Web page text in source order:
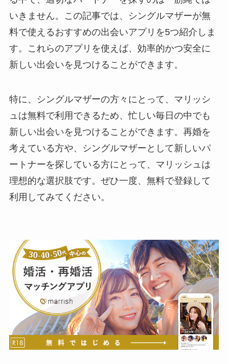
いきません。この記事では、シングルマザーが無
料で使えるおすすめの出会いアプリを5つ紹介しま
す。これらのアプリを使えば、効率的かつ安全に
新しい出会いを見つけることができます。
特に、シングルマザーの方々にとって、マリッシ
ュは無料で利用できるため、忙しい毎日の中でも
新しい出会いを見つけることができます。再婚を
考えている方や、シングルマザーとして新しいパ
ートナーを探している方にとって、マリッシュは
理想的な選択肢です。ぜひ一度、無料で登録して
利用してみてください。